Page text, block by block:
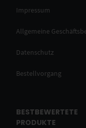
Impressum
Allgemeine
Datenschutz
Bestellvorgang
BESTBEWERTETE
PRODUKTE